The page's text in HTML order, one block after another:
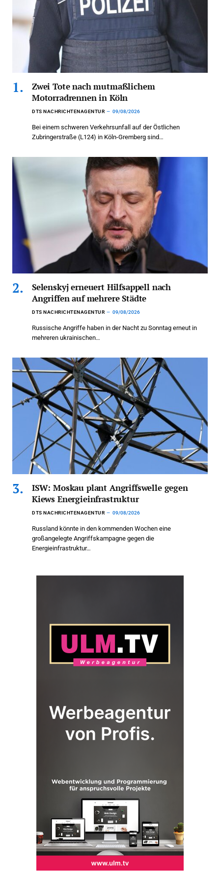
Zwei Tote nach mutmaßlichem
Motorradrennen in Köln
DTS NACHRICHTENAGENTUR 09/08/2026
Bei einem schweren Verkehrsunfall auf der Östlichen
Zubringerstraße (L124) in Köln-Gremberg sind…
Selenskyj erneuert Hilfsappell nach
Angriffen auf mehrere Städte
DTS NACHRICHTENAGENTUR 09/08/2026
Russische Angriffe haben in der Nacht zu Sonntag erneut in
mehreren ukrainischen…
ISW: Moskau plant Angriffswelle gegen
Kiews Energieinfrastruktur
DTS NACHRICHTENAGENTUR 09/08/2026
Russland könnte in den kommenden Wochen eine
großangelegte Angriffskampagne gegen die
Energieinfrastruktur…